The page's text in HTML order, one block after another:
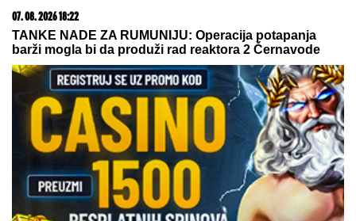
Drama u Vašingtonu: Sud stopirao
radove u Beloj kući, Tramp ima 14
dana da obori presudu!
BIVŠI FUDBALER PARTIZANA IMA
NOVI KLUB! Samed Baždar potpisao
by Aklamator